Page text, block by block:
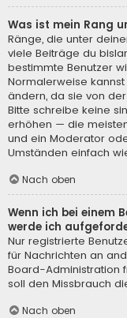
Was ist mein Rang
Ränge, die unter
viele Beiträge du
bestimmte Benutzer
Normalerweise
ändern, da sie von
Bitte schreibe keine
erhöhen — die
und ein Moderator
Umständen einfach
Nach oben
Wenn ich bei einem
werde ich
Nur registrierte
für Nachrichten an
Board-Administration
soll den Missbrauch
Nach oben